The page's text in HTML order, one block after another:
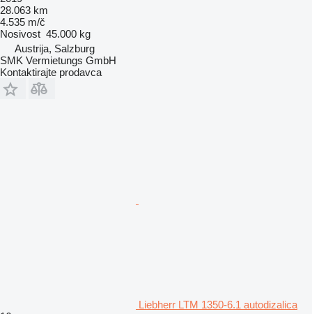
28.063 km
4.535 m/č
Nosivost 45.000 kg
Austrija, Salzburg
SMK Vermietungs GmbH
Kontaktirajte prodavca
Liebherr LTM 1350-6.1 autodizalica